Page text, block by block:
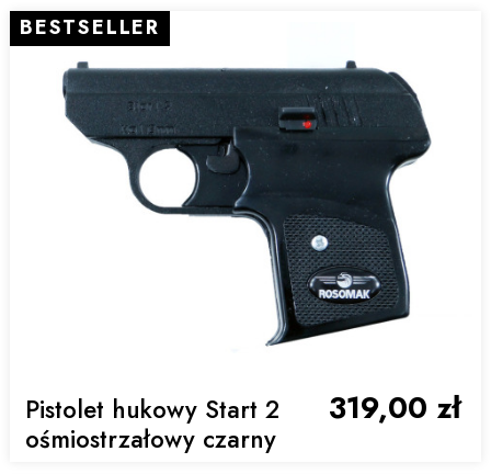
Pistolet hukowy Start 2
ośmiostrzałowy czarny
319,00 zł
BESTSELLER